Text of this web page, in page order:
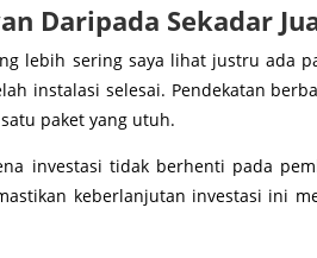
Daripada Sekadar
lebih sering saya lihat justru ada
instalasi selesai. Pendekatan
paket yang utuh.
investasi tidak berhenti pada
keberlanjutan investasi ini